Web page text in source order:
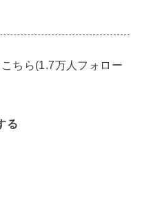
ちら(1.7万人フォロー
る